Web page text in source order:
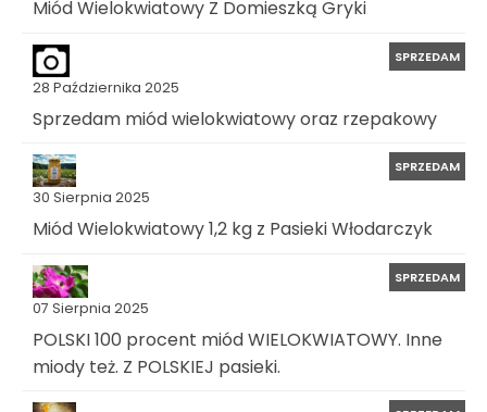
Miód Wielokwiatowy Z Domieszką Gryki
28 Października 2025
SPRZEDAM
Sprzedam miód wielokwiatowy oraz rzepakowy
30 Sierpnia 2025
SPRZEDAM
Miód Wielokwiatowy 1,2 kg z Pasieki Włodarczyk
07 Sierpnia 2025
SPRZEDAM
POLSKI 100 procent miód WIELOKWIATOWY. Inne
miody też. Z POLSKIEJ pasieki.